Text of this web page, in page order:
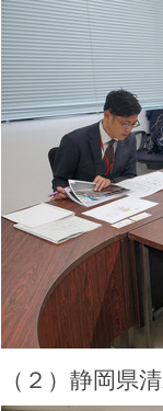
（２）静岡県